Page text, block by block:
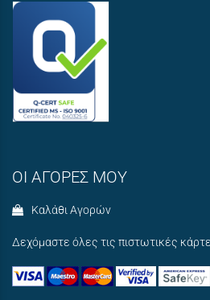
ΟΙ ΑΓΟΡΕΣ ΜΟΥ
Καλάθι Αγορών
Δεχόμαστε όλες τις πιστωτικές